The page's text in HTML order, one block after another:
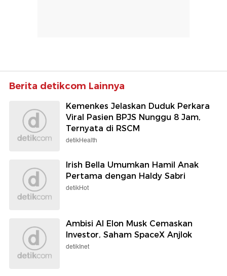
Berita detikcom Lainnya
Kemenkes Jelaskan Duduk Perkara
Viral Pasien BPJS Nunggu 8 Jam,
Ternyata di RSCM
detikHealth
Irish Bella Umumkan Hamil Anak
Pertama dengan Haldy Sabri
detikHot
Ambisi AI Elon Musk Cemaskan
Investor, Saham SpaceX Anjlok
detikInet